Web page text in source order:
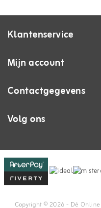
Klantenservice
Mijn account
Contactgegevens
Volg ons
Copyright © 2026 - Dé